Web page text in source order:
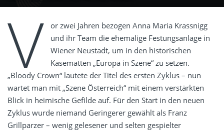
V
or zwei Jahren bezogen Anna Maria Krassnigg
und ihr Team die ehemalige Festungsanlage in
Wiener Neustadt, um in den historischen
Kasematten „Europa in Szene“ zu setzen.
„Bloody Crown“ lautete der Titel des ersten Zyklus – nun
wartet man mit „Szene Österreich“ mit einem verstärkten
Blick in heimische Gefilde auf. Für den Start in den neuen
Zyklus wurde niemand Geringerer gewählt als Franz
Grillparzer – wenig gelesener und selten gespielter